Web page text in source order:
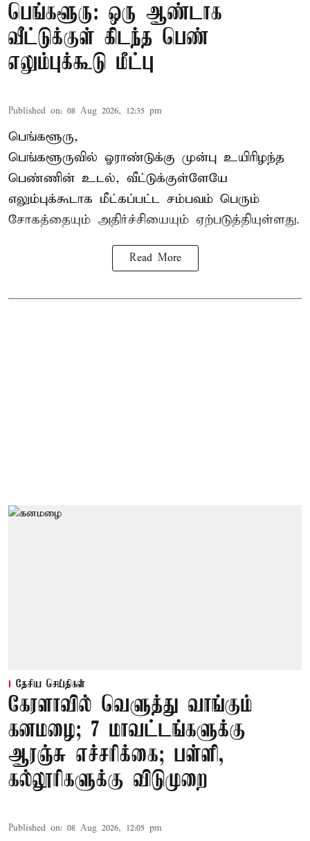
பெங்களூரு: ஒரு ஆண்டாக
வீட்டுக்குள் கிடந்த பெண்
எலும்புக்கூடு மீட்பு
Published on: 08 Aug 2026, 12:35 pm
பெங்களூரு,
பெங்களூருவில் ஓராண்டுக்கு முன்பு உயிரிழந்த
பெண்ணின் உடல், வீட்டுக்குள்ளேயே
எலும்புக்கூடாக மீட்கப்பட்ட சம்பவம் பெரும்
சோகத்தையும் அதிர்ச்சியையும் ஏற்படுத்தியுள்ளது.
Read More
தேசிய செய்திகள்
கேரளாவில் வெளுத்து வாங்கும்
கனமழை; 7 மாவட்டங்களுக்கு
ஆரஞ்சு எச்சரிக்கை; பள்ளி,
கல்லூரிகளுக்கு விடுமுறை
Published on: 08 Aug 2026, 12:05 pm